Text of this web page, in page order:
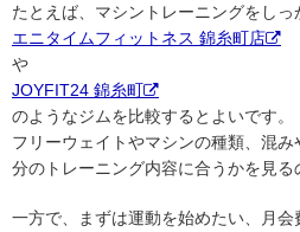
たとえば、マシントレーニングをしっ
エニタイムフィットネス 錦糸町店
や
JOYFIT24 錦糸町
のようなジムを比較するとよいです。
フリーウェイトやマシンの種類、混
分のトレーニング内容に合うかを見る
一方で、まずは運動を始めたい、月